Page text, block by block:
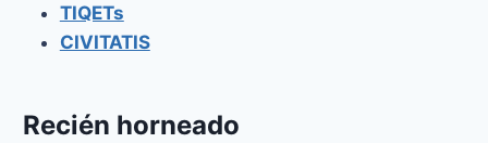
TIQETs
CIVITATIS
Recién horneado